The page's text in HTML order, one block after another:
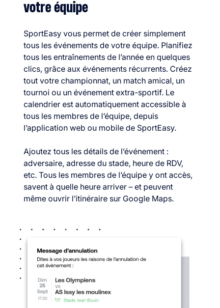
votre équipe
SportEasy vous permet de créer simplement
tous les événements de votre équipe. Planifiez
tous les entraînements de l’année en quelques
clics, grâce aux événements récurrents. Créez
tout votre championnat, un match amical, un
tournoi ou un événement extra-sportif. Le
calendrier est automatiquement accessible à
tous les membres de l’équipe, depuis
l’application web ou mobile de SportEasy.
Ajoutez tous les détails de l’événement :
adversaire, adresse du stade, heure de RDV,
etc. Tous les membres de l’équipe y ont accès,
savent à quelle heure arriver – et peuvent
même ouvrir l’itinéraire sur Google Maps.